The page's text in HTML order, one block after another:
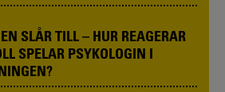
SLÅR TILL – HUR REAGERAR
SPELAR PSYKOLOGIN I